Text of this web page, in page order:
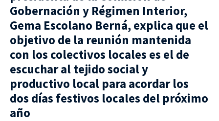
Gobernación y Régimen Interior,
Gema Escolano Berná, explica que el
objetivo de la reunión mantenida
con los colectivos locales es el de
escuchar al tejido social y
productivo local para acordar los
dos días festivos locales del próximo
año